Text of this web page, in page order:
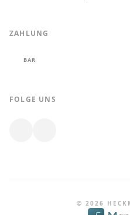
ZAHLUNG
BAR
FOLGE UNS
© 2026